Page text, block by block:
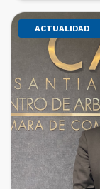
ACTUALIDAD